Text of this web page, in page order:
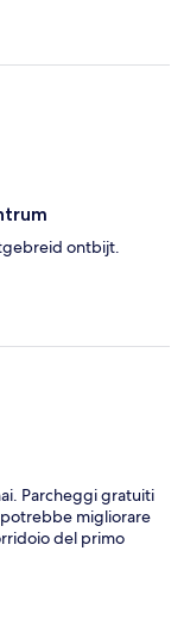
ontbijt.
Parcheggi gratuiti
potrebbe migliorare
del primo